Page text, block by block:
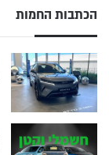
הכתבות החמות